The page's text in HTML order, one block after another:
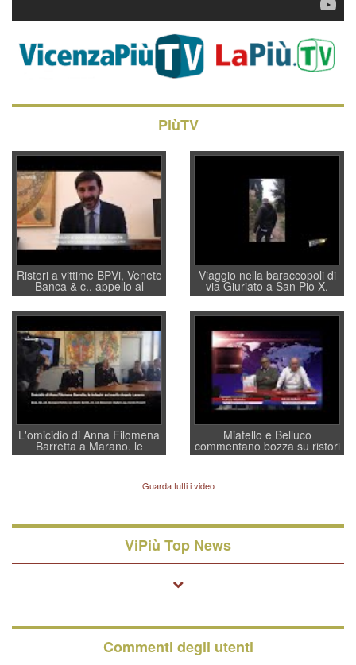
PiùTV
Ristori a vittime BPVi, Veneto
Banca & c., appello al
sottosegretario Alessio
Villarosa: per mettere ordine
convochi con Di Maio CNCU
a supporto della cabina di
regia al Mef
Viaggio nella baraccopoli di
via Giuriato a San Pio X.
Vicenza ai Vicentini: “faremo
un regalo di Natale ai
residenti”
L'omicidio di Anna Filomena
Barretta a Marano, le
indagini dei carabinieri di
Lavarra: più avvincenti di
quelle di... Barbara D'Urso
Miatello e Belluco
commentano bozza su ristori
BPVi e Veneto Banca
Guarda tutti i video
ViPiù Top News
Commenti degli utenti